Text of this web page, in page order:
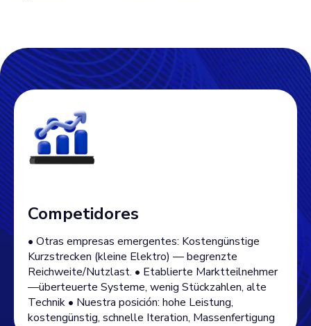
Competidores
• Otras empresas emergentes: Kostengünstige
Kurzstrecken (kleine Elektro) — begrenzte
Reichweite/Nutzlast. • Etablierte Marktteilnehmer
—überteuerte Systeme, wenig Stückzahlen, alte
Technik • Nuestra posición: hohe Leistung,
kostengünstig, schnelle Iteration, Massenfertigung